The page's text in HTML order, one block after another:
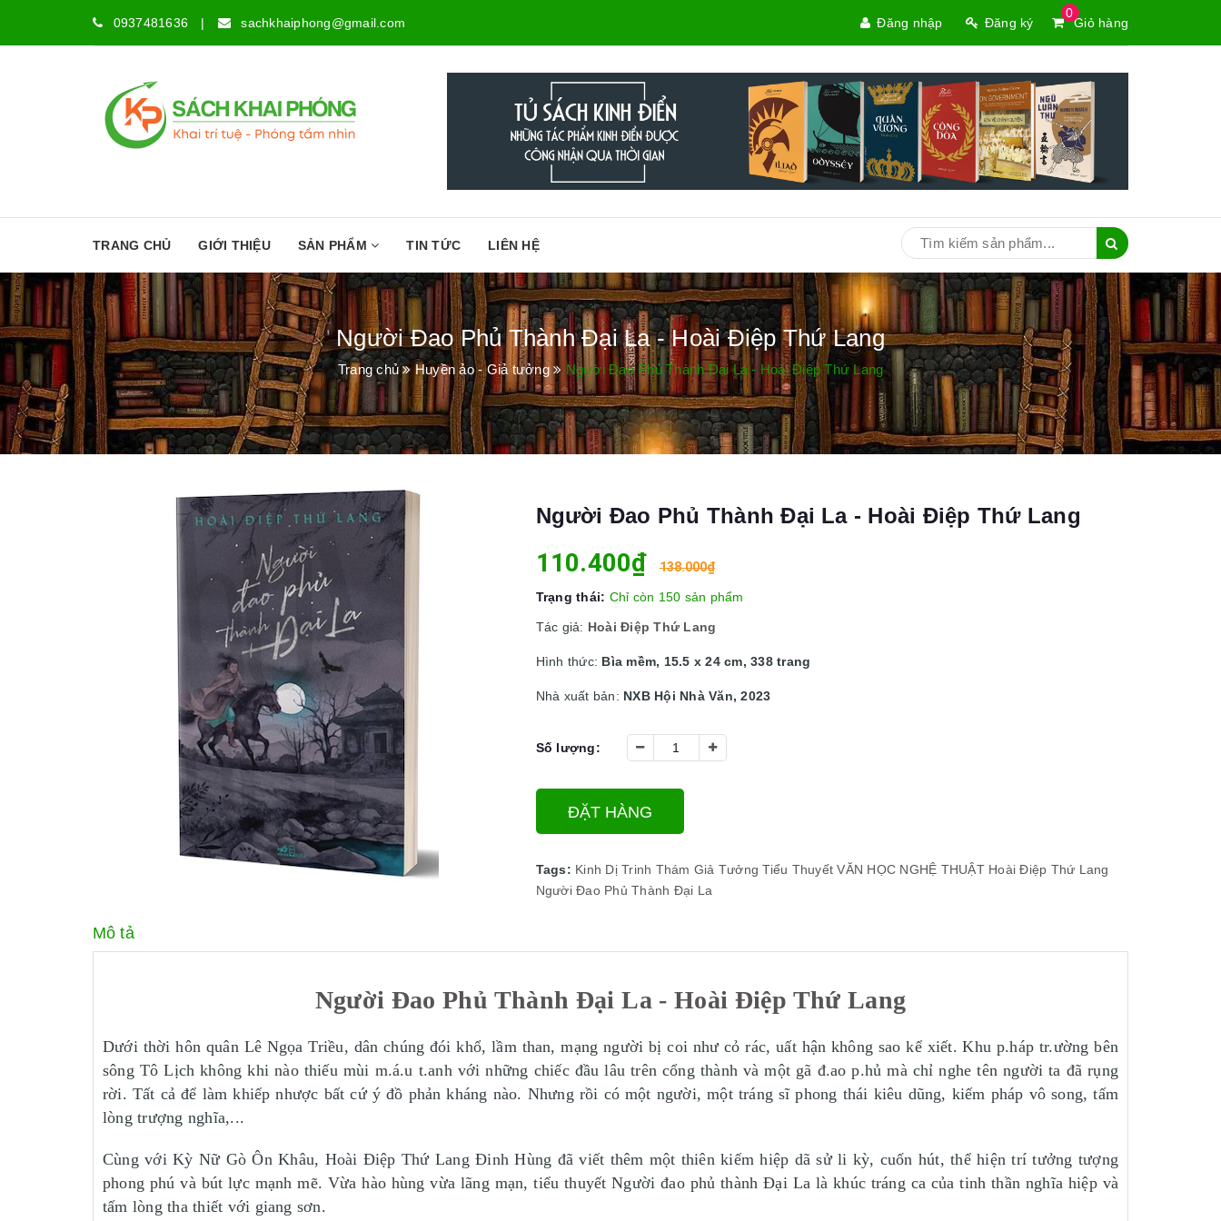
0937481636 | sachkhaiphong@gmail.com
0
Giỏ hàng
Đăng nhập Đăng ký
TRANG CHỦ GIỚI THIỆU SẢN PHẨM TIN TỨC LIÊN HỆ
Người Đao Phủ Thành Đại La - Hoài Điệp Thứ Lang
Trang chủ Huyền ảo - Giả tưởng Người Đao Phủ Thành Đại La - Hoài Điệp Thứ Lang
Người Đao Phủ Thành Đại La - Hoài Điệp Thứ Lang
110.400₫ 138.000₫
Trạng thái: Chỉ còn 150 sản phẩm
Tác giả: Hoài Điệp Thứ Lang
Hình thức: Bìa mềm, 15.5 x 24 cm, 338 trang
Nhà xuất bản: NXB Hội Nhà Văn, 2023
Số lượng:
ĐẶT HÀNG
Tags: Kinh Dị Trinh Thám Giả Tưởng Tiểu Thuyết VĂN HỌC NGHỆ THUẬT Hoài Điệp Thứ Lang
Người Đao Phủ Thành Đại La
Mô tả
Người Đao Phủ Thành Đại La - Hoài Điệp Thứ Lang
Dưới thời hôn quân Lê Ngọa Triều, dân chúng đói khổ, lầm than, mạng người bị coi như cỏ rác, uất hận không sao kể xiết. Khu p.háp tr.ường bên
sông Tô Lịch không khi nào thiếu mùi m.á.u t.anh với những chiếc đầu lâu trên cổng thành và một gã đ.ao p.hủ mà chỉ nghe tên người ta đã rụng
rời. Tất cả để làm khiếp nhược bất cứ ý đồ phản kháng nào. Nhưng rồi có một người, một tráng sĩ phong thái kiêu dũng, kiếm pháp vô song, tấm
lòng trượng nghĩa,...
Cùng với Kỳ Nữ Gò Ôn Khâu, Hoài Điệp Thứ Lang Đinh Hùng đã viết thêm một thiên kiếm hiệp dã sử li kỳ, cuốn hút, thể hiện trí tưởng tượng
phong phú và bút lực mạnh mẽ. Vừa hào hùng vừa lãng mạn, tiểu thuyết Người đao phủ thành Đại La là khúc tráng ca của tinh thần nghĩa hiệp và
tấm lòng tha thiết với giang sơn.